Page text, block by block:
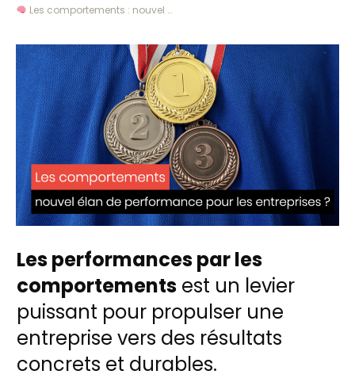
Les comportements : nouvel élan de performances pour les entreprises ?
Les performances par les
comportements est un levier
puissant pour propulser une
entreprise vers des résultats
concrets et durables.